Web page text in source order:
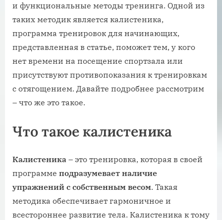
и функциональные методы тренинга. Одной из
таких методик является калистеника,
программа тренировок для начинающих,
представленная в статье, поможет тем, у кого
нет времени на посещение спортзала или
присутствуют противопоказания к тренировкам
с отягощением. Давайте подробнее рассмотрим
– что же это такое.
Что такое калистеника
Калистеника – это тренировка, которая в своей
программе подразумевает наличие
упражнений с собственным весом. Такая
методика обеспечивает гармоничное и
всестороннее развитие тела. Калистеника к тому